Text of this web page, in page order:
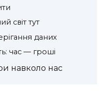
світ тут
даних
час — гроші
навколо нас